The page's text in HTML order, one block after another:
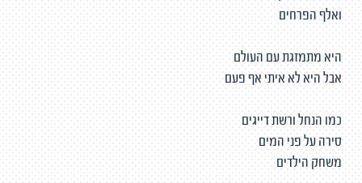
ואלף הפרחים
היא מתמזגת עם העולם
אבל היא לא איתי אף פעם
כמו הנחל ורשת דייגים
סירה על פני המים
משחק הילדים